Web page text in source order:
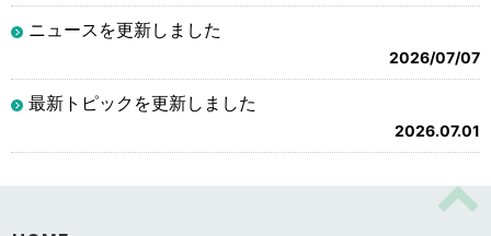
ニュースを更新しました
2026/07/07
最新トピックを更新しました
2026.07.01